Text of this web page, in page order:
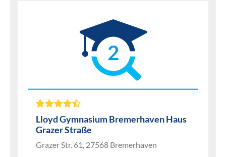
2
Lloyd Gymnasium Bremerhaven Haus
Grazer Straße
Grazer Str. 61, 27568 Bremerhaven